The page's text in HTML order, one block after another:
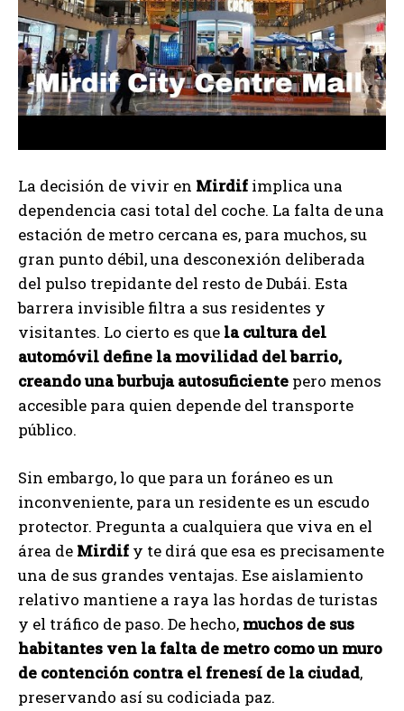
La decisión de vivir en Mirdif implica una
dependencia casi total del coche. La falta de una
estación de metro cercana es, para muchos, su
gran punto débil, una desconexión deliberada
del pulso trepidante del resto de Dubái. Esta
barrera invisible filtra a sus residentes y
visitantes. Lo cierto es que la cultura del
automóvil define la movilidad del barrio,
creando una burbuja autosuficiente pero menos
accesible para quien depende del transporte
público.
Sin embargo, lo que para un foráneo es un
inconveniente, para un residente es un escudo
protector. Pregunta a cualquiera que viva en el
área de Mirdif y te dirá que esa es precisamente
una de sus grandes ventajas. Ese aislamiento
relativo mantiene a raya las hordas de turistas
y el tráfico de paso. De hecho, muchos de sus
habitantes ven la falta de metro como un muro
de contención contra el frenesí de la ciudad,
preservando así su codiciada paz.